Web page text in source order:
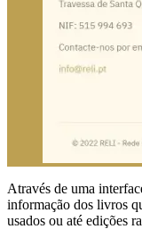
Através de uma
informação dos livros
usados ou até edições